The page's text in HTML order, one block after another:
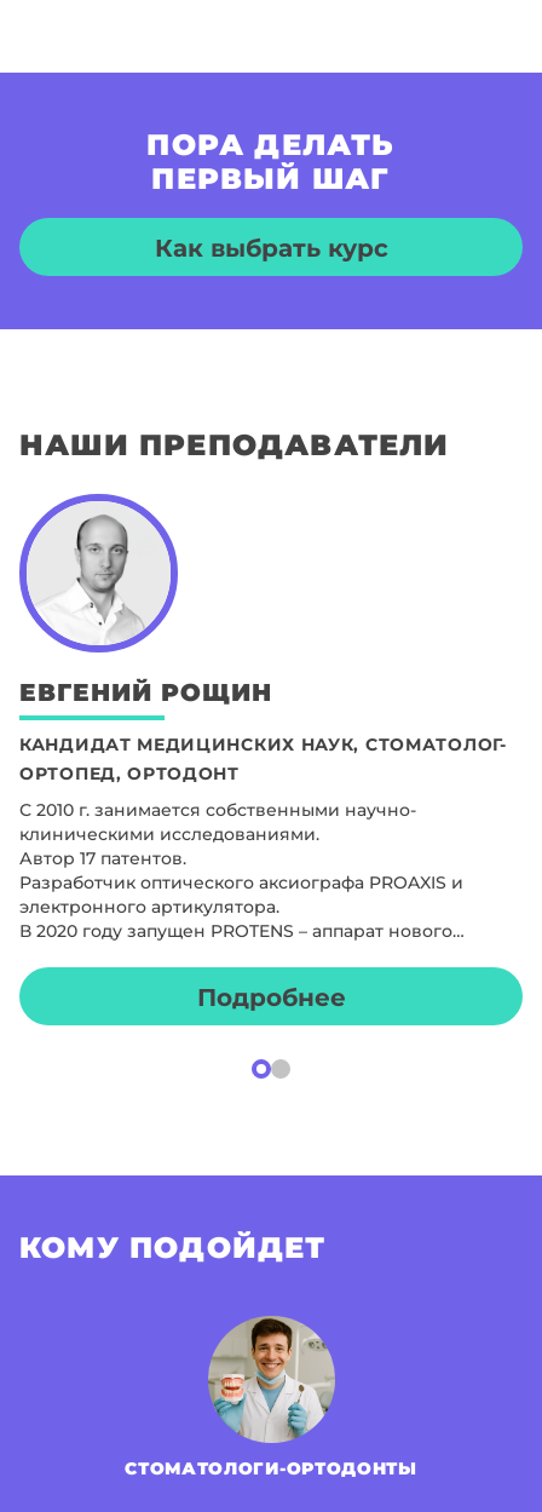
ПОРА ДЕЛАТЬ
ПЕРВЫЙ ШАГ
Как выбрать курс
НАШИ ПРЕПОДАВАТЕЛИ
ЕВГЕНИЙ РОЩИН
КАНДИДАТ МЕДИЦИНСКИХ НАУК, СТОМАТОЛОГ-
ОРТОПЕД, ОРТОДОНТ
С 2010 г. занимается собственными научно-
клиническими исследованиями.
Автор 17 патентов.
Разработчик оптического аксиографа PROAXIS и
электронного артикулятора.
В 2020 году запущен PROTENS – аппарат нового
системы.
Подробнее
КОМУ ПОДОЙДЕТ
СТОМАТОЛОГИ-ОРТОДОНТЫ